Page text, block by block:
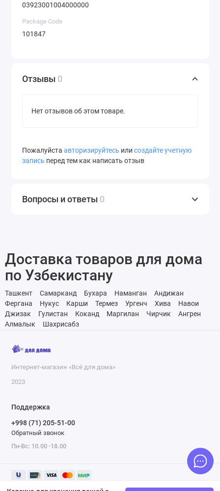
03923001004000000
Package Code
101847
Отзывы 0
Нет отзывов об этом товаре.
Пожалуйста авторизируйтесь или создайте учетную
запись перед тем как написать отзыв
Вопросы и ответы 0
Доставка товаров для дома
по Узбекистану
Ташкент Самарканд Бухара Наманган
Андижан
Фергана
Нукус Карши Термез Ургенч Хива
Навои
Джизак
Гулистан Коканд Маргилан Чирчик
Ангрен
Алмалык
Шахрисабз
Интернет-магазин «Всё для дома»
2023
Поддержка
+998 (71) 205-51-00
Обратный звонок
Пн-Вс: 10.00 -18.00